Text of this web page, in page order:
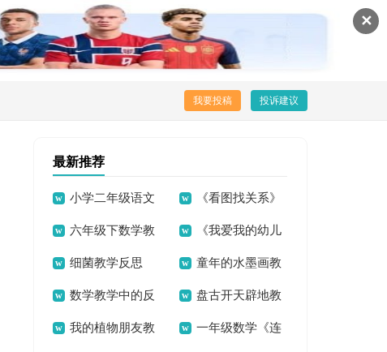
✕
我要投稿 投诉建议
最新推荐
小学二年级语文
教学反思
《看图找关系》
教学反思
六年级下数学教
学反思
《我爱我的幼儿
园》教学反思
细菌教学反思 童年的水墨画教
学反思
数学教学中的反
思
盘古开天辟地教
学反思
我的植物朋友教 一年级数学《连